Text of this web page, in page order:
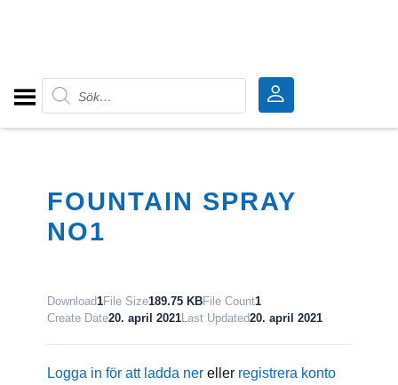
Produktsökning
FOUNTAIN SPRAY
NO1
Download1File Size189.75 KBFile Count1
Create Date20. april 2021Last Updated20. april 2021
Logga in för att ladda nereller registrera konto